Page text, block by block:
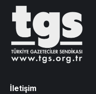
İletişim